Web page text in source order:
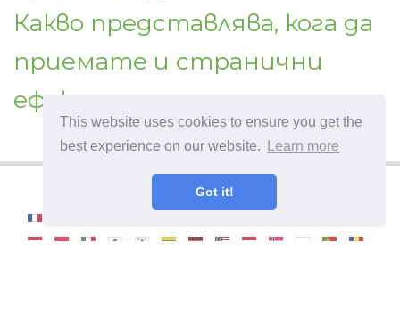
This website uses cookies to ensure you get the
best experience on our website.
Learn more
Got it!
Какво представлява, кога да
приемате и странични
ефекти